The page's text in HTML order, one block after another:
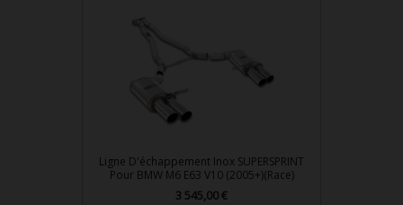
Ligne D'échappement Inox SUPERSPRINT
Pour BMW M6 E63 V10 (2005+)(Race)
Prix
3 545,00 €